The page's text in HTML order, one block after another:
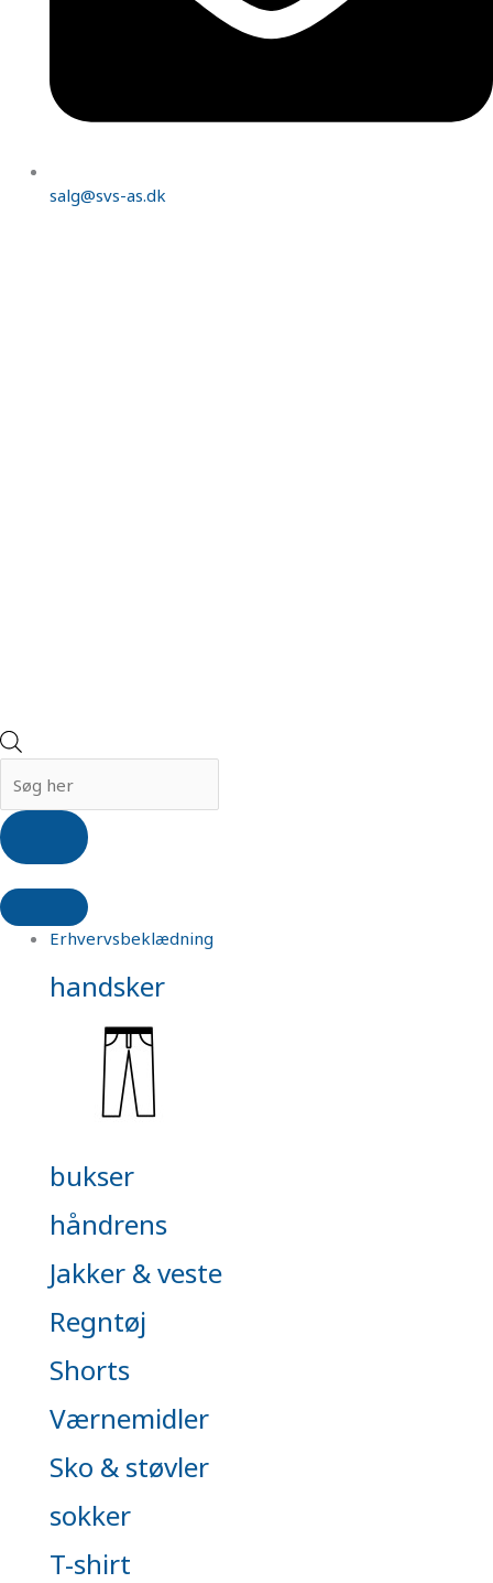
salg@svs-as.dk
Erhvervsbeklædning
handsker
bukser
håndrens
Jakker & veste
Regntøj
Shorts
Værnemidler
Sko & støvler
sokker
T-shirt